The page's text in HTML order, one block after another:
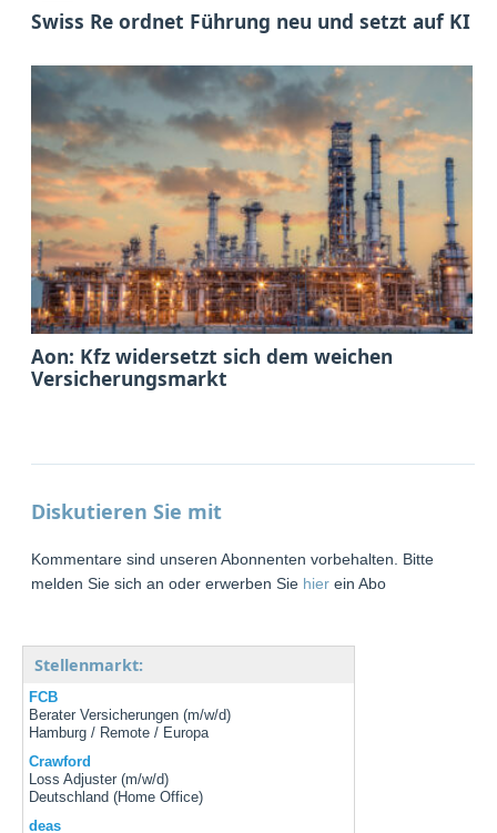
Swiss Re ordnet Führung neu und setzt auf KI
Aon: Kfz widersetzt sich dem weichen
Versicherungsmarkt
Diskutieren Sie mit
Kommentare sind unseren Abonnenten vorbehalten. Bitte
melden Sie sich an oder erwerben Sie hier ein Abo
Stellenmarkt:
FCB
Berater Versicherungen (m/w/d)
Hamburg / Remote / Europa
Crawford
Loss Adjuster (m/w/d)
Deutschland (Home Office)
deas